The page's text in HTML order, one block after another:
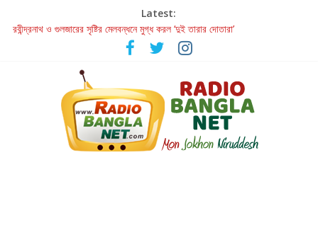
Latest:
রবীন্দ্রনাথ ও গুলজারের সৃষ্টির মেলবন্ধনে মুগ্ধ করল ‘দুই তারার দোতারা’
কলের গান থেকে রীলস্ — বাঙালির গান শোনার বিবর্তনের গল্প
জগন্নাথমঙ্গলম্ — বাংলায় প্রথমবার মঞ্চে এবার রথযাত্রার উদযাপন
Retribution: A Thought-Provoking Short Film That Challenges
Our Understanding of Justice
হাওয়া বদলের টলিউডে ‘তুমি এলে তাই’